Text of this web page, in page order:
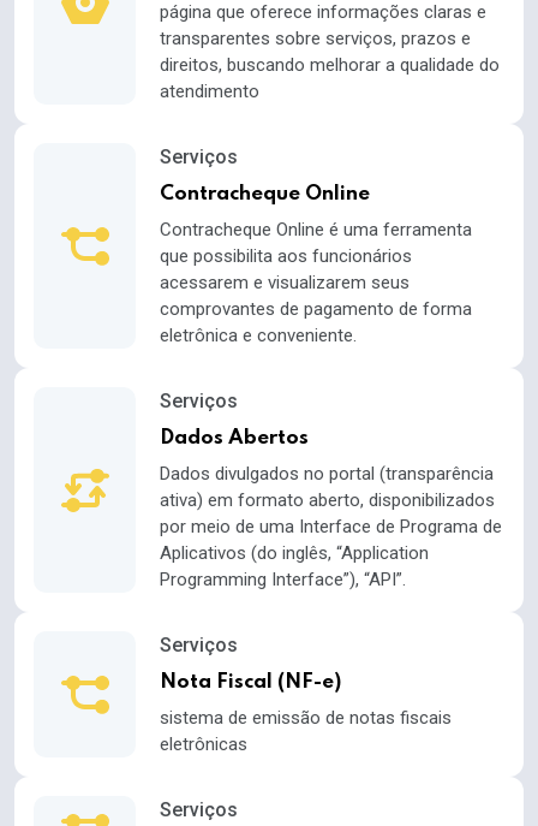
página que oferece informações claras e
transparentes sobre serviços, prazos e
direitos, buscando melhorar a qualidade do
atendimento
Serviços
Contracheque Online
Contracheque Online é uma ferramenta
que possibilita aos funcionários
acessarem e visualizarem seus
comprovantes de pagamento de forma
eletrônica e conveniente.
Serviços
Dados Abertos
Dados divulgados no portal (transparência
ativa) em formato aberto, disponibilizados
por meio de uma Interface de Programa de
Aplicativos (do inglês, “Application
Programming Interface”), “API”.
Serviços
Nota Fiscal (NF-e)
sistema de emissão de notas fiscais
eletrônicas
Serviços